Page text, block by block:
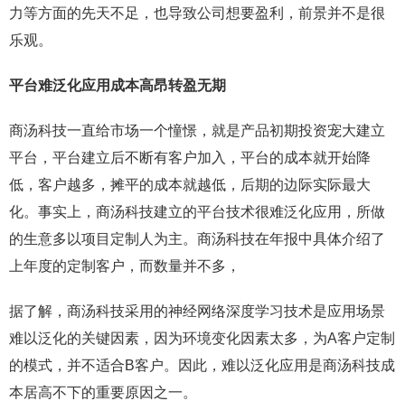
力等方面的先天不足，也导致公司想要盈利，前景并不是很
乐观。
平台难泛化应用成本高昂转盈无期
商汤科技一直给市场一个憧憬，就是产品初期投资宠大建立
平台，平台建立后不断有客户加入，平台的成本就开始降
低，客户越多，摊平的成本就越低，后期的边际实际最大
化。事实上，商汤科技建立的平台技术很难泛化应用，所做
的生意多以项目定制人为主。商汤科技在年报中具体介绍了
上年度的定制客户，而数量并不多，
据了解，商汤科技采用的神经网络深度学习技术是应用场景
难以泛化的关键因素，因为环境变化因素太多，为A客户定制
的模式，并不适合B客户。因此，难以泛化应用是商汤科技成
本居高不下的重要原因之一。